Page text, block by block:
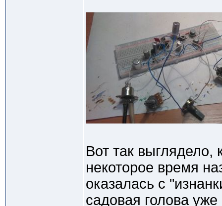
Вот так выглядело,
некоторое время
оказалась с
садовая голова